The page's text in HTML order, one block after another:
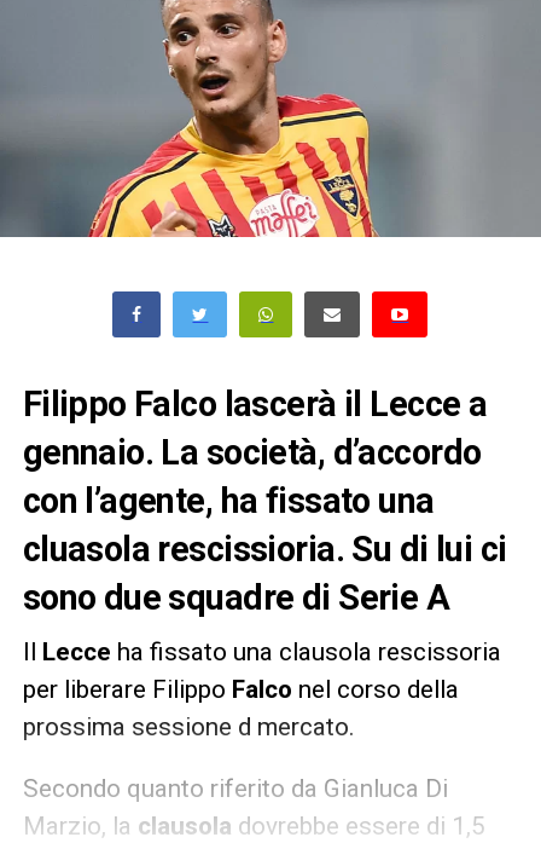
Filippo Falco lascerà il Lecce a
gennaio. La società, d’accordo
con l’agente, ha fissato una
cluasola rescissioria. Su di lui ci
sono due squadre di Serie A
Lecce ha fissato una clausola rescissoria
per liberare Filippo Falco nel corso della
prossima sessione d mercato.
Secondo quanto riferito da Gianluca Di
Marzio, la clausola dovrebbe essere di 1,5